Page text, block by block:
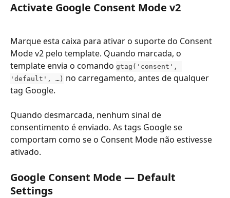
Activate Google Consent Mode v2
Marque esta caixa para ativar o suporte do Consent
Mode v2 pelo template. Quando marcada, o
template envia o comando gtag('consent',
'default', …) no carregamento, antes de qualquer
tag Google.
Quando desmarcada, nenhum sinal de
consentimento é enviado. As tags Google se
comportam como se o Consent Mode não estivesse
ativado.
Google Consent Mode — Default
Settings